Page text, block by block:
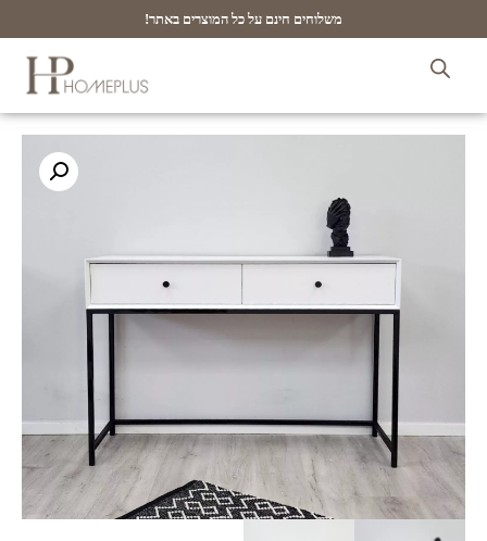
משלוחים חינם על כל המוצרים באתר!